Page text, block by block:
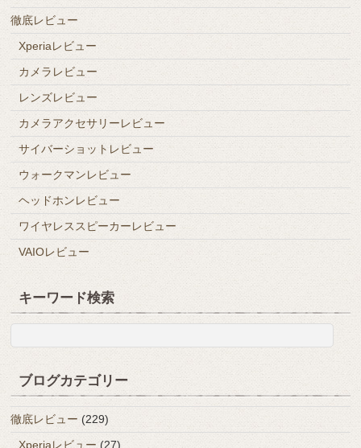
徹底レビュー
Xperiaレビュー
カメラレビュー
レンズレビュー
カメラアクセサリーレビュー
サイバーショットレビュー
ウォークマンレビュー
ヘッドホンレビュー
ワイヤレススピーカーレビュー
VAIOレビュー
キーワード検索
ブログカテゴリー
徹底レビュー (229)
Xperiaレビュー (27)